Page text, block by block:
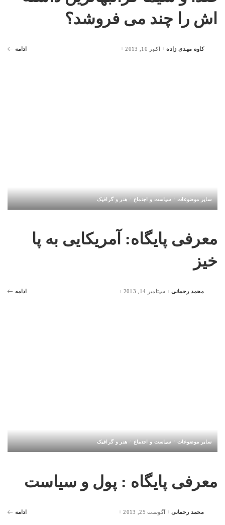
اش را چند می فروشد؟
Postedکاوه مهدی زاده اکتبر 10, 2013 ادامه
سایر موضوعات سیاست و اجتماع هنر و گرافیک
معرفی پایگاه: آمریکایی به پا
خیز
Postedمحمد رحمانی سپتامبر 14, 2013 ادامه
سایر موضوعات سیاست و اجتماع هنر و گرافیک
معرفی پایگاه : پول و سیاست
Postedمحمد رحمانی آگوست 25, 2013 ادامه